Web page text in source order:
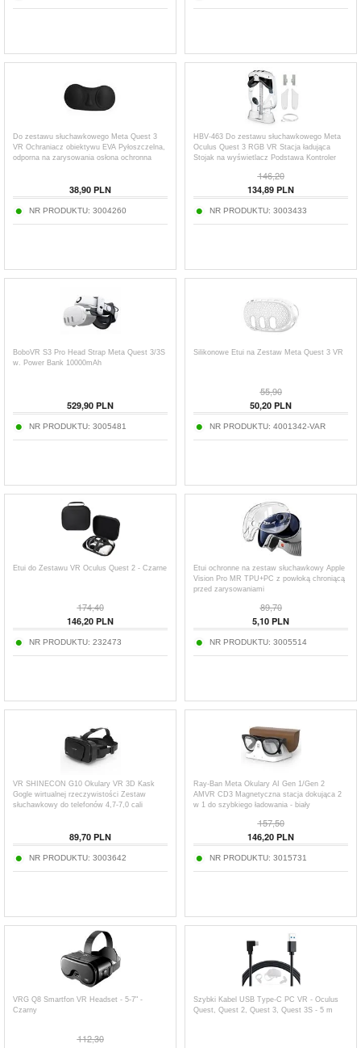
Do zestawu słuchawkowego Meta Quest 3
VR Ochraniacz obiektywu EVA Pyłoszczelna,
odporna na zarysowania osłona ochronna
38,90 PLN
NR PRODUKTU: 3004260
HBV-463 Do zestawu słuchawkowego Meta
Oculus Quest 3 RGB VR Stacja ładująca
Stojak na wyświetlacz Podstawa Kontroler
146,20
134,89 PLN
NR PRODUKTU: 3003433
BoboVR S3 Pro Head Strap Meta Quest 3/3S
w. Power Bank 10000mAh
529,90 PLN
NR PRODUKTU: 3005481
Silikonowe Etui na Zestaw Meta Quest 3 VR
55,90
50,20 PLN
NR PRODUKTU: 4001342-VAR
Etui do Zestawu VR Oculus Quest 2 - Czarne
174,40
146,20 PLN
NR PRODUKTU: 232473
Etui ochronne na zestaw słuchawkowy Apple
Vision Pro MR TPU+PC z powłoką chroniącą
przed zarysowaniami
89,70
5,10 PLN
NR PRODUKTU: 3005514
VR SHINECON G10 Okulary VR 3D Kask
Gogle wirtualnej rzeczywistości Zestaw
słuchawkowy do telefonów 4,7-7,0 cali
89,70 PLN
NR PRODUKTU: 3003642
Ray-Ban Meta Okulary AI Gen 1/Gen 2
AMVR CD3 Magnetyczna stacja dokująca 2
w 1 do szybkiego ładowania - biały
157,50
146,20 PLN
NR PRODUKTU: 3015731
VRG Q8 Smartfon VR Headset - 5-7" -
Czarny
112,30
Szybki Kabel USB Type-C PC VR - Oculus
Quest, Quest 2, Quest 3, Quest 3S - 5 m